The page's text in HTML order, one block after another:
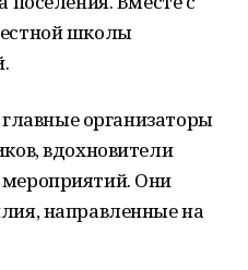
школы
организаторы
вдохновители
Они
направленные на